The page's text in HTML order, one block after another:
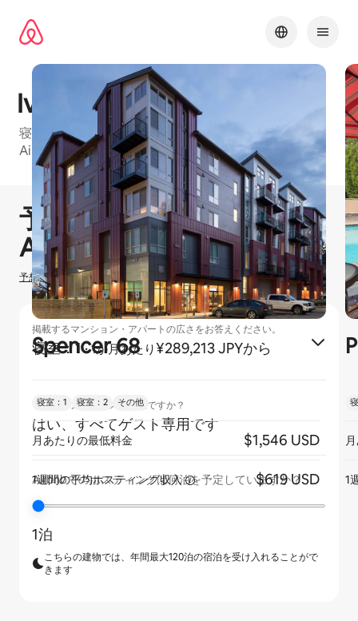
Ivorywood
寝室：1、寝室：2のお部屋がある、Seattle Metroの
Airbnbフレンドリーマンション・アパートの建物
0件中0件表示
予想ホスティング収⁠入¥0
Airbnbでのホ⁠ス⁠テ⁠ィ⁠ン⁠グ
予想ホスティング収入の計算方法を確認する
掲載するマンション・アパートの広さをお答えください。
寝室：1·1か月あたり¥289,213 JPYから
リスティングはゲスト専用ですか？
はい、すべてゲスト専用です
Airbnbでのホスティングは何泊を予定していますか？
1泊
こちらの建物では、年間最大120泊の宿泊を受け入れることがで
きます
Spencer 68
寝室：1 寝室：2 その他
月あたりの最低料金 $1,546 USD
1週間の平均ホスティング収入 $619 USD 1